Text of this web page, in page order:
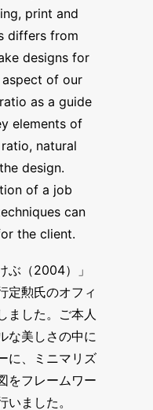
print and
differs from
designs for
of our
as a guide
elements of
natural
design.
of a job
can
the client.
ぶ（2004）」
定勲氏のオフィ
ました。ご本人
な美しさの中に
に、ミニマリズ
をフレームワー
ました。